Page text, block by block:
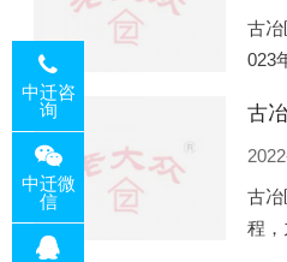
古冶
023
平
古
古
程
中迁咨
询
中迁微
信